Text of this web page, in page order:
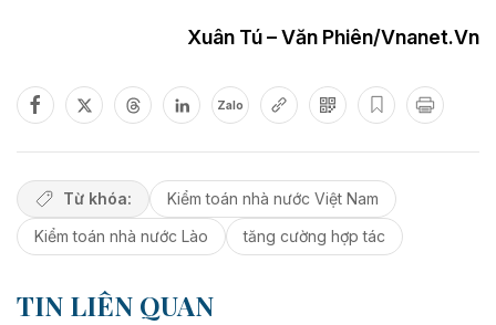
Xuân Tú – Văn Phiên/Vnanet.Vn
Zalo
Từ khóa:
Kiểm toán nhà nước Việt Nam
Kiểm toán nhà nước Lào
tăng cường hợp tác
TIN LIÊN QUAN